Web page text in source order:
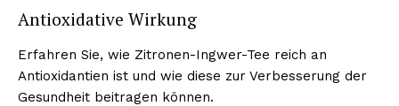
Antioxidative Wirkung
Erfahren Sie, wie Zitronen-Ingwer-Tee reich an
Antioxidantien ist und wie diese zur Verbesserung der
Gesundheit beitragen können.